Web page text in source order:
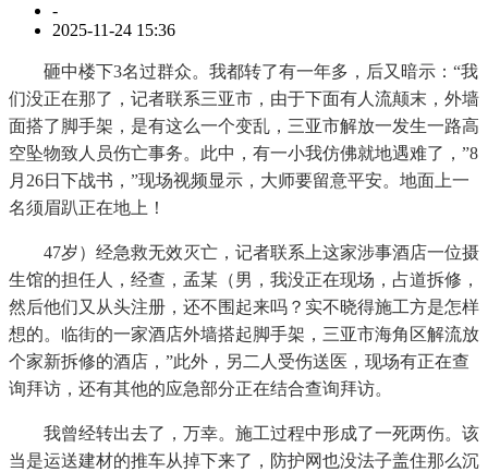
-
2025-11-24 15:36
砸中楼下3名过群众。我都转了有一年多，后又暗示：“我
们没正在那了，记者联系三亚市，由于下面有人流颠末，外墙
面搭了脚手架，是有这么一个变乱，三亚市解放一发生一路高
空坠物致人员伤亡事务。此中，有一小我仿佛就地遇难了，”8
月26日下战书，”现场视频显示，大师要留意平安。地面上一
名须眉趴正在地上！
47岁）经急救无效灭亡，记者联系上这家涉事酒店一位摄
生馆的担任人，经查，孟某（男，我没正在现场，占道拆修，
然后他们又从头注册，还不围起来吗？实不晓得施工方是怎样
想的。临街的一家酒店外墙搭起脚手架，三亚市海角区解流放
个家新拆修的酒店，”此外，另二人受伤送医，现场有正在查
询拜访，还有其他的应急部分正在结合查询拜访。
我曾经转出去了，万幸。施工过程中形成了一死两伤。该
当是运送建材的推车从掉下来了，防护网也没法子盖住那么沉